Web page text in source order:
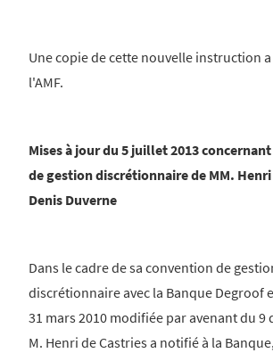
Une copie de cette nouvelle instruction a
l'AMF.
Mises à jour du 5 juillet 2013
de gestion discrétionnaire de MM.
Denis Duverne
Dans le cadre de sa convention de
discrétionnaire avec la Banque Degroof
31 mars 2010 modifiée par avenant du 9
M. Henri de Castries a notifié à la